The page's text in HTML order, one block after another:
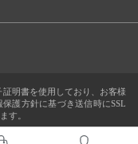
明書を使用しており、お客様
護方針に基づき送信時にSSL
す。